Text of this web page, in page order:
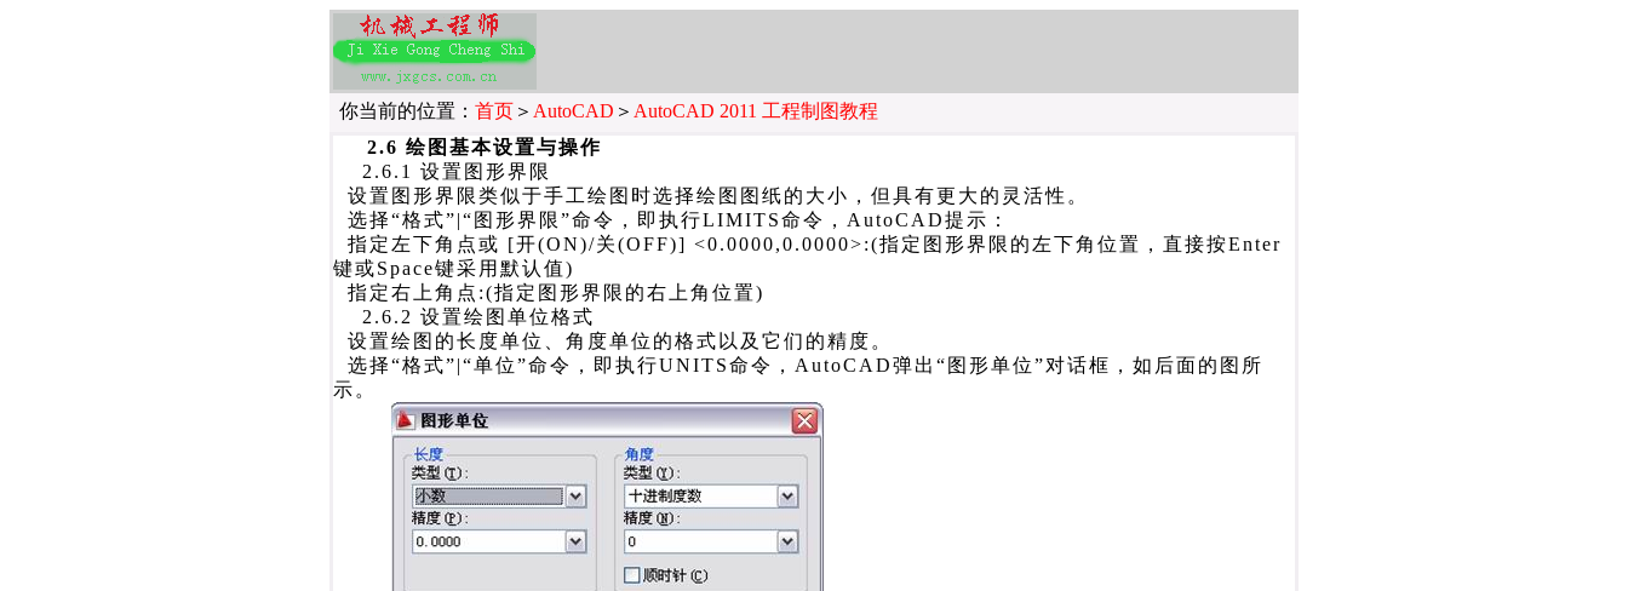
你当前的位置： 首页 ＞ AutoCAD ＞ AutoCAD 2011 工程制图教程
2.6 绘图基本设置与操作
2.6.1 设置图形界限
设置图形界限类似于手工绘图时选择绘图图纸的大小，但具有更大的灵活性。
选择“格式”|“图形界限”命令，即执行LIMITS命令，AutoCAD提示：
指定左下角点或 [开(ON)/关(OFF)] <0.0000,0.0000>:(指定图形界限的左下角位置，直接按Enter
键或Space键采用默认值)
指定右上角点:(指定图形界限的右上角位置)
2.6.2 设置绘图单位格式
设置绘图的长度单位、角度单位的格式以及它们的精度。
选择“格式”|“单位”命令，即执行UNITS命令，AutoCAD弹出“图形单位”对话框，如后面的图所
示。